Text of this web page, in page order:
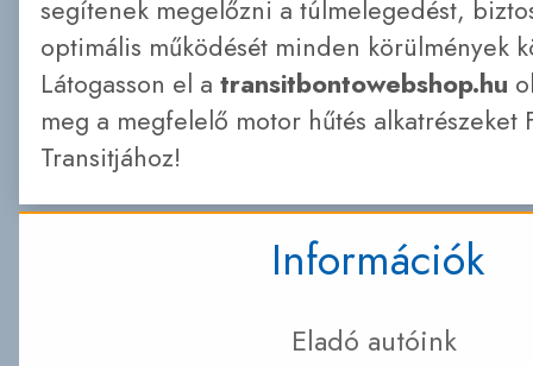
segítenek megelőzni a túlmelegedést,
optimális működését minden körülmények
Látogasson el atransitbontowebshop.hu
meg a megfelelő motor hűtés alkatrészeket
Transitjához!
Információk
Eladó autóink